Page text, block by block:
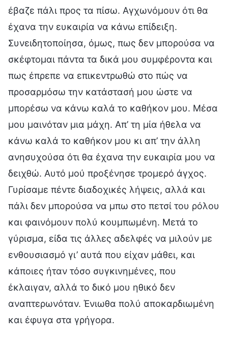
έβαζε πάλι προς τα πίσω. Αγχωνόμουν ότι θα
έχανα την ευκαιρία να κάνω επίδειξη.
Συνειδητοποίησα, όμως, πως δεν μπορούσα να
σκέφτομαι πάντα τα δικά μου συμφέροντα και
πως έπρεπε να επικεντρωθώ στο πώς να
προσαρμόσω την κατάστασή μου ώστε να
μπορέσω να κάνω καλά το καθήκον μου. Μέσα
μου μαινόταν μια μάχη. Απ’ τη μία ήθελα να
κάνω καλά το καθήκον μου κι απ’ την άλλη
ανησυχούσα ότι θα έχανα την ευκαιρία μου να
δειχθώ. Αυτό μού προξένησε τρομερό άγχος.
Γυρίσαμε πέντε διαδοχικές λήψεις, αλλά και
πάλι δεν μπορούσα να μπω στο πετσί του ρόλου
και φαινόμουν πολύ κουμπωμένη. Μετά το
γύρισμα, είδα τις άλλες αδελφές να μιλούν με
ενθουσιασμό γι’ αυτά που είχαν μάθει, και
κάποιες ήταν τόσο συγκινημένες, που
έκλαιγαν, αλλά το δικό μου ηθικό δεν
αναπτερωνόταν. Ένιωθα πολύ αποκαρδιωμένη
και έφυγα στα γρήγορα.